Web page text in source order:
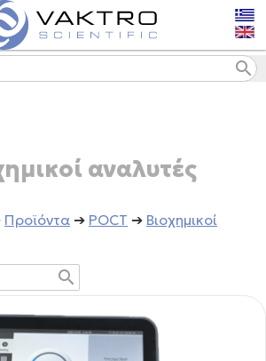
search
αναλυτές
Προϊόντα ➔ POCT ➔ Βιοχημικοί
search